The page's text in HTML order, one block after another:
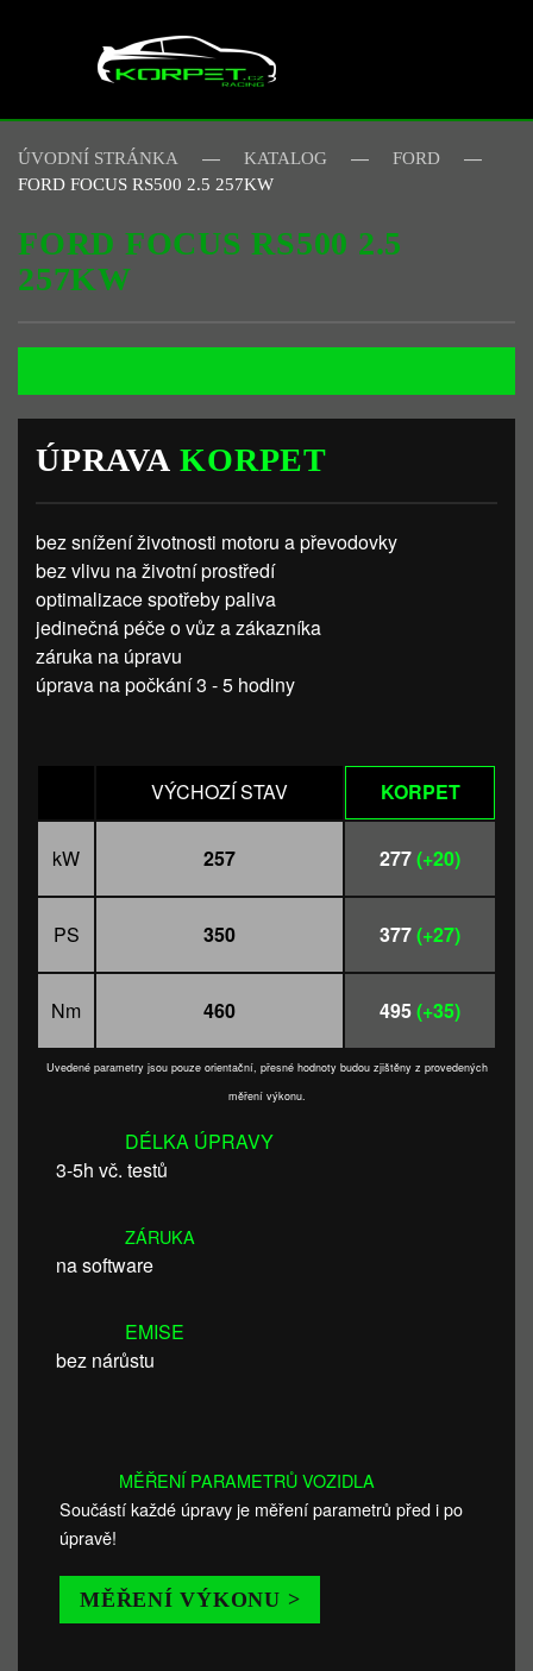
Skip to main content
ÚVODNÍ STRÁNKA KATALOG
FORD
FORD FOCUS RS500 2.5 257KW
FORD FOCUS RS500 2.5
257KW
ÚPRAVAKORPET
bez snížení životnosti motoru a převodovky
bez vlivu na životní prostředí
optimalizace spotřeby paliva
jedinečná péče o vůz a zákazníka
záruka na úpravu
úprava na počkání 3 - 5 hodiny
VÝCHOZÍ STAV KORPET
kW 257 277(+20)
PS 350 377(+27)
Nm 460 495(+35)
Uvedené parametry jsou pouze orientační, přesné hodnoty budou zjištěny z provedených
měření výkonu.
DÉLKA ÚPRAVY
3-5h vč. testů
ZÁRUKA
na software
EMISE
bez nárůstu
MĚŘENÍ PARAMETRŮ VOZIDLA
Součástí každé úpravy je měření parametrů před i po
úpravě!
MĚŘENÍ VÝKONU >